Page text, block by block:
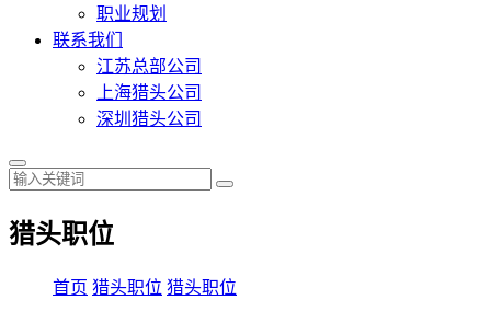
职业规划
联系我们
江苏总部公司
上海猎头公司
深圳猎头公司
猎头职位
首页 猎头职位 猎头职位